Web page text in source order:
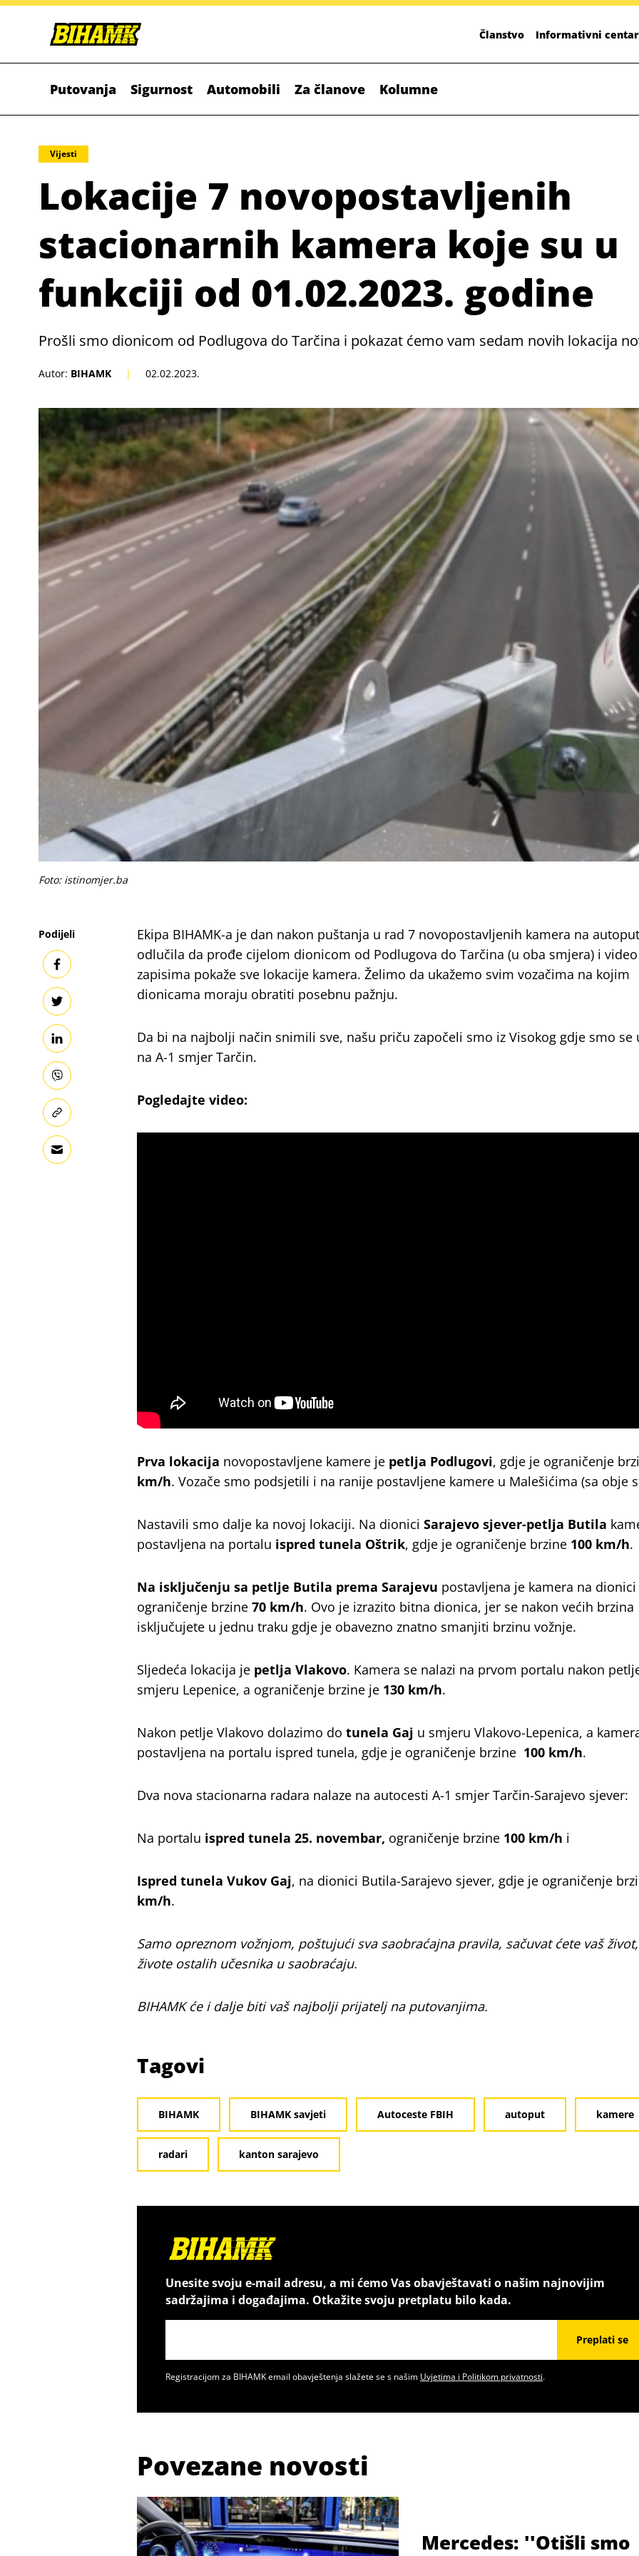
Članstvo Informativni centar
Putovanja Sigurnost Automobili Za članove Kolumne
Vijesti
Lokacije 7 novopostavljenih
stacionarnih kamera koje su u
funkciji od 01.02.2023. godine
Prošli smo dionicom od Podlugova do Tarčina i pokazat ćemo vam sedam novih lokacija
Autor: BIHAMK | 02.02.2023.
Foto: istinomjer.ba
Podijeli
Ekipa BIHAMK-a je dan nakon puštanja u rad 7 novopostavljenih kamera na
odlučila da prođe cijelom dionicom od Podlugova do Tarčina (u oba smjera) i video
zapisima pokaže sve lokacije kamera. Želimo da ukažemo svim vozačima na kojim
dionicama moraju obratiti posebnu pažnju.
Da bi na najbolji način snimili sve, našu priču započeli smo iz Visokog gdje smo se
na A-1 smjer Tarčin.
Pogledajte video:
Prva lokacija novopostavljene kamere je petlja Podlugovi, gdje je ograničenje
km/h. Vozače smo podsjetili i na ranije postavljene kamere u Malešićima (sa obje
Nastavili smo dalje ka novoj lokaciji. Na dionici Sarajevo sjever-petlja Butila
postavljena na portalu ispred tunela Oštrik, gdje je ograničenje brzine 100 km/h.
Na isključenju sa petlje Butila prema Sarajevu postavljena je kamera na
ograničenje brzine 70 km/h. Ovo je izrazito bitna dionica, jer se nakon većih brzina
isključujete u jednu traku gdje je obavezno znatno smanjiti brzinu vožnje.
Sljedeća lokacija je petlja Vlakovo. Kamera se nalazi na prvom portalu nakon
smjeru Lepenice, a ograničenje brzine je 130 km/h.
Nakon petlje Vlakovo dolazimo do tunela Gaj u smjeru Vlakovo-Lepenica, a
postavljena na portalu ispred tunela, gdje je ograničenje brzine 100 km/h.
Dva nova stacionarna radara nalaze na autocesti A-1 smjer Tarčin-Sarajevo sjever:
Na portalu ispred tunela 25. novembar, ograničenje brzine 100 km/h i
Ispred tunela Vukov Gaj, na dionici Butila-Sarajevo sjever, gdje je ograničenje
km/h.
Samo opreznom vožnjom, poštujući sva saobraćajna pravila, sačuvat ćete vaš
živote ostalih učesnika u saobraćaju.
BIHAMK će i dalje biti vaš najbolji prijatelj na putovanjima.
Tagovi
BIHAMK BIHAMK savjeti Autoceste FBIH autoput kamere
radari kanton sarajevo
Unesite svoju e-mail adresu, a mi ćemo Vas obavještavati o našim najnovijim
sadržajima i događajima. Otkažite svoju pretplatu bilo kada.
Preplati se
Registracijom za BIHAMK email obavještenja slažete se s našim Uvjetima i Politikom privatnosti.
Povezane novosti
Mercedes: ''Otišli smo